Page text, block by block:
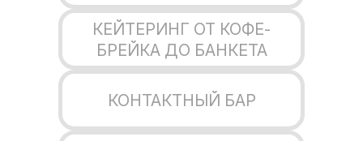
КЕЙТЕРИНГ ОТ КОФЕ-
БРЕЙКА ДО БАНКЕТА
КОНТАКТНЫЙ БАР